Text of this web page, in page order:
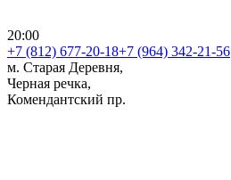
20:00
+7 (812) 677-20-18+7 (964) 342-21-56
м. Старая Деревня,
Черная речка,
Комендантский пр.